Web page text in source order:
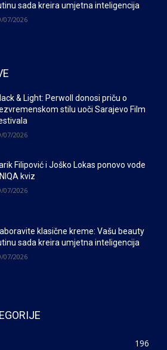
sada kreira umjetna inteligencija
07/2026
& Light: Perwoll donosi priču o
stilu uoči Sarajevo Film
07/2026
Filipović i Joško Lokas ponovo vode
kviz
07/2026
klasične kreme: Vašu beauty
sada kreira umjetna inteligencija
07/2026
196